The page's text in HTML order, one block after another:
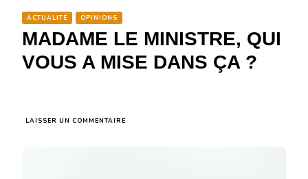
ACTUALITÉ OPINIONS
MADAME LE MINISTRE, QUI
VOUS A MISE DANS ÇA ?
LAISSER UN COMMENTAIRE